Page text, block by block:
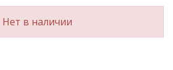
Нет в наличии